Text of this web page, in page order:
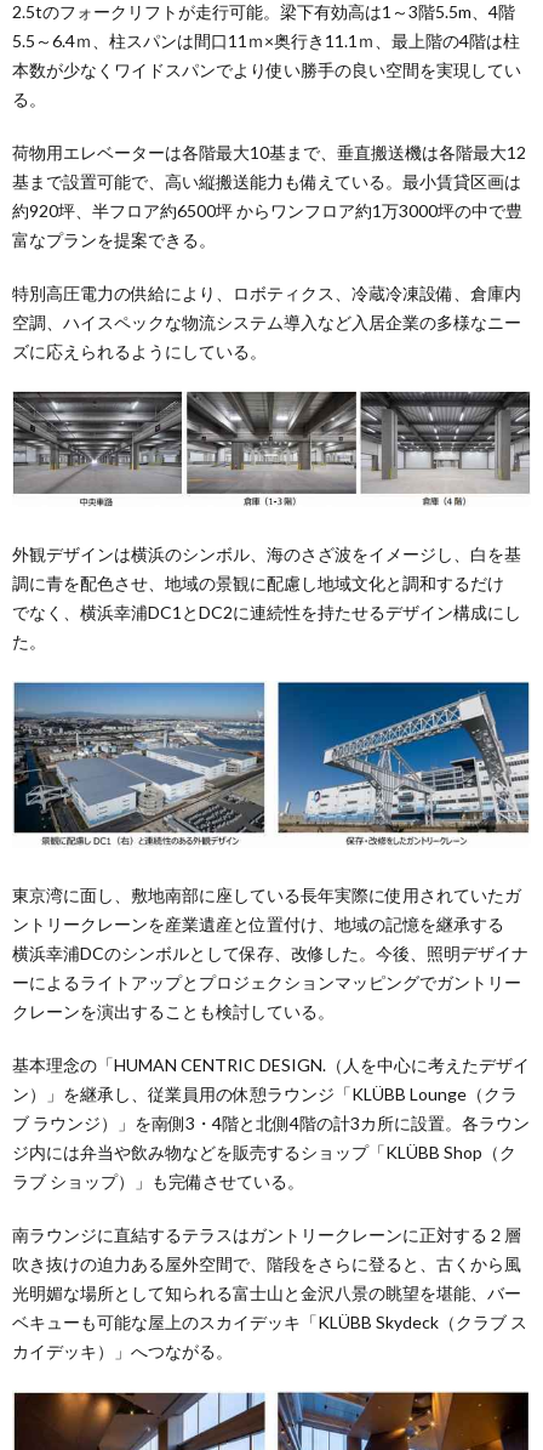
2.5tのフォークリフトが⾛⾏可能。梁下有効⾼は1～3階5.5m、4階
5.5～6.4ｍ、柱スパンは間⼝11ｍ×奥⾏き11.1ｍ、最上階の4階は柱
本数が少なくワイドスパンでより使い勝⼿の良い空間を実現してい
る。
荷物⽤エレベーターは各階最⼤10基まで、垂直搬送機は各階最⼤12
基まで設置可能で、⾼い縦搬送能⼒も備えている。最⼩賃貸区画は
約920坪、半フロア約6500坪 からワンフロア約1万3000坪の中で豊
富なプランを提案できる。
特別⾼圧電⼒の供給により、ロボティクス、冷蔵冷凍設備、倉庫内
空調、ハイスペックな物流システム導⼊など⼊居企業の多様なニー
ズに応えられるようにしている。
外観デザインは横浜のシンボル、海のさざ波をイメージし、⽩を基
調に⻘を配⾊させ、地域の景観に配慮し地域⽂化と調和するだけ
でなく、横浜幸浦DC1とDC2に連続性を持たせるデザイン構成にし
た。
東京湾に⾯し、敷地南部に座している⻑年実際に使⽤されていたガ
ントリークレーンを産業遺産と位置付け、地域の記憶を継承する
横浜幸浦DCのシンボルとして保存、改修した。今後、照明デザイナ
ーによるライトアップとプロジェクションマッピングでガントリー
クレーンを演出することも検討している。
基本理念の「HUMAN CENTRIC DESIGN.（⼈を中⼼に考えたデザイ
ン）」を継承し、従業員⽤の休憩ラウンジ「KLÜBB Lounge（クラ
ブ ラウンジ）」を南側3・4階と北側4階の計3カ所に設置。各ラウン
ジ内には弁当や飲み物などを販売するショップ「KLÜBB Shop（ク
ラブ ショップ）」も完備させている。
南ラウンジに直結するテラスはガントリークレーンに正対する２層
吹き抜けの迫⼒ある屋外空間で、階段をさらに登ると、古くから⾵
光明媚な場所として知られる富⼠⼭と⾦沢⼋景の眺望を堪能、バー
ベキューも可能な屋上のスカイデッキ「KLÜBB Skydeck（クラブ ス
カイデッキ）」へつながる。